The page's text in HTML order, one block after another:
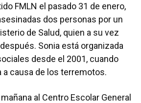
FMLN el pasado 31 de enero,
dos personas por un
de Salud, quien a su vez
Sonia está organizada
desde el 2001, cuando
a causa de los terremotos.
al Centro Escolar General